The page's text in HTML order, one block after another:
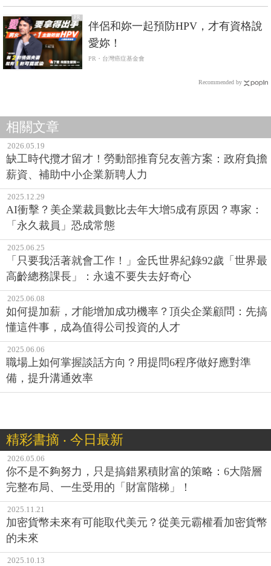
PR
伴侶和妳一起預防HPV，才有資格說
愛妳！
PR・台灣癌症基金會
Recommended by
相關文章
2026.05.19
缺工時代攬才留才！勞動部推育兒友善方案：政府負擔
薪資、補助中小企業新聘人力
2025.12.29
AI衝擊？美企業裁員數比去年大增5成有原因？專家：
「永久裁員」恐成常態
2025.06.25
「只要我活著就會工作！」金氏世界紀錄92歲「世界最
高齡總務課長」：永遠不要失去好奇心
2025.06.08
如何提加薪，才能增加成功機率？頂尖企業顧問：先搞
懂這件事，成為值得公司投資的人才
2025.06.06
職場上如何掌握談話方向？用提問6程序做好應對準
備，提升溝通效率
精彩書摘 ‧ 今日最新
2026.05.06
你不是不夠努力，只是搞錯累積財富的策略：6大階層
完整布局、一生受用的「財富階梯」！
2025.11.21
加密貨幣未來有可能取代美元？從美元霸權看加密貨幣
的未來
2025.10.13